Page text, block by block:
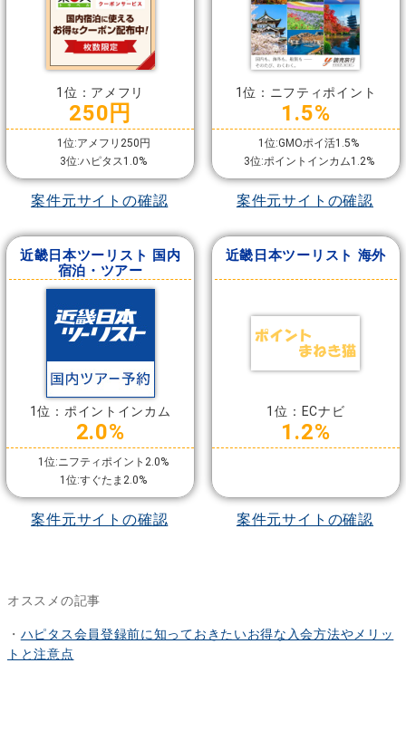
1位：アメフリ
250円
1位:アメフリ250円
3位:ハピタス1.0%
案件元サイトの確認
1位：ニフティポイント
1.5%
1位:GMOポイ活1.5%
3位:ポイントインカム1.2%
案件元サイトの確認
近畿日本ツーリスト 国内
宿泊・ツアー
1位：ポイントインカム
2.0%
1位:ニフティポイント2.0%
1位:すぐたま2.0%
案件元サイトの確認
近畿日本ツーリスト 海外
1位：ECナビ
1.2%
案件元サイトの確認
オススメの記事
・ ハピタス会員登録前に知っておきたいお得な入会方法やメリッ
トと注意点